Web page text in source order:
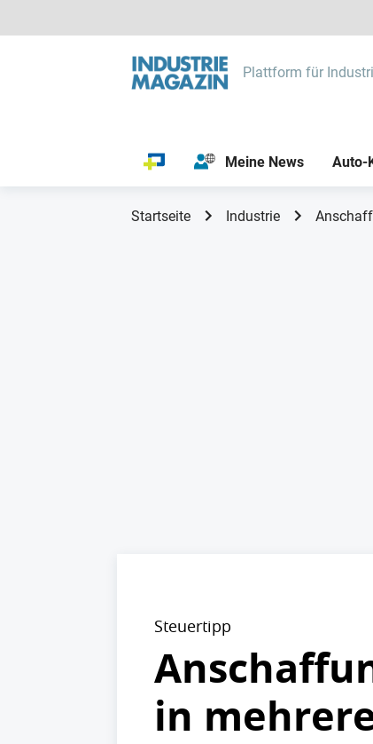
Plattform für
Meine News Auto-
Startseite Industrie
Steuertipp
in